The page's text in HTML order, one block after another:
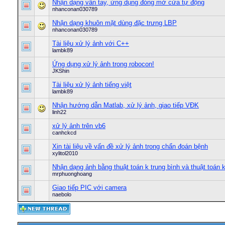
Nhận dạng vân tay, ứng dụng đóng mở cửa tự động
nhanconan030789
Nhận dạng khuôn mặt dùng đặc trưng LBP
nhanconan030789
Tài liệu xử lý ảnh với C++
lambk89
Ứng dụng xử lý ảnh trong robocon!
JKShin
Tài liệu xử lý ảnh tiếng việt
lambk89
Nhận hướng dẫn Matlab, xử lý ảnh, giao tiếp VĐK
linh22
xử lý ảnh trên vb6
canhckcd
Xin tài liệu về vấn đề xử lý ảnh trong chẩn đoán bệnh
xylitol2010
Nhận dạng ảnh bằng thuật toán k trung bình và thuật toán
mrphuonghoang
Giao tiếp PIC với camera
naebolo